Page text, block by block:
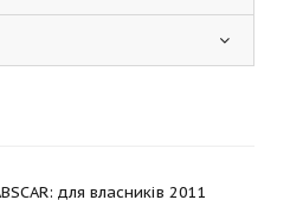
для власників 2011